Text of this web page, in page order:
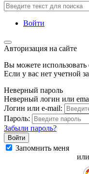
Войти
Авторизация на сайте
Вы можете использовать
Если у вас нет учетной
Неверный пароль
Неверный логин или
Логин или e-mail:
Пароль:
Забыли пароль?
Запомнить меня